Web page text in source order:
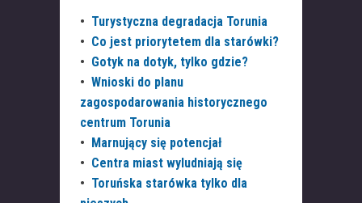
• Turystyczna degradacja Torunia
• Co jest priorytetem dla starówki?
• Gotyk na dotyk, tylko gdzie?
• Wnioski do planu
zagospodarowania historycznego
centrum Torunia
•
Marnujący się potencjał
• Centra miast wyludniają się
• Toruńska starówka tylko dla